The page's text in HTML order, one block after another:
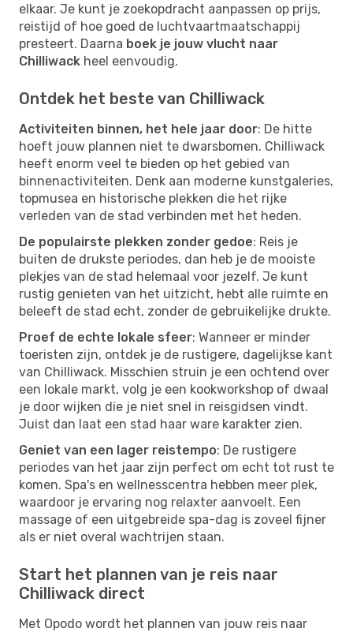
elkaar. Je kunt je zoekopdracht aanpassen op prijs,
reistijd of hoe goed de luchtvaartmaatschappij
presteert. Daarna boek je jouw vlucht naar
Chilliwack heel eenvoudig.
Ontdek het beste van Chilliwack
Activiteiten binnen, het hele jaar door: De hitte
hoeft jouw plannen niet te dwarsbomen. Chilliwack
heeft enorm veel te bieden op het gebied van
binnenactiviteiten. Denk aan moderne kunstgaleries,
topmusea en historische plekken die het rijke
verleden van de stad verbinden met het heden.
De populairste plekken zonder gedoe: Reis je
buiten de drukste periodes, dan heb je de mooiste
plekjes van de stad helemaal voor jezelf. Je kunt
rustig genieten van het uitzicht, hebt alle ruimte en
beleeft de stad echt, zonder de gebruikelijke drukte.
Proef de echte lokale sfeer: Wanneer er minder
toeristen zijn, ontdek je de rustigere, dagelijkse kant
van Chilliwack. Misschien struin je een ochtend over
een lokale markt, volg je een kookworkshop of dwaal
je door wijken die je niet snel in reisgidsen vindt.
Juist dan laat een stad haar ware karakter zien.
Geniet van een lager reistempo: De rustigere
periodes van het jaar zijn perfect om echt tot rust te
komen. Spa's en wellnesscentra hebben meer plek,
waardoor je ervaring nog relaxter aanvoelt. Een
massage of een uitgebreide spa-dag is zoveel fijner
als er niet overal wachtrijen staan.
Start het plannen van je reis naar
Chilliwack direct
Met Opodo wordt het plannen van jouw reis naar